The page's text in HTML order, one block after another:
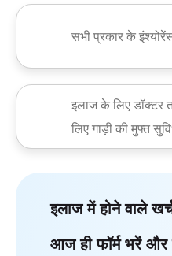
सभी प्रकार के
इलाज के लिए डॉक्टर
लिए गाड़ी की मुफ्त
इलाज में होने वाले
आज ही फॉर्म भरें और